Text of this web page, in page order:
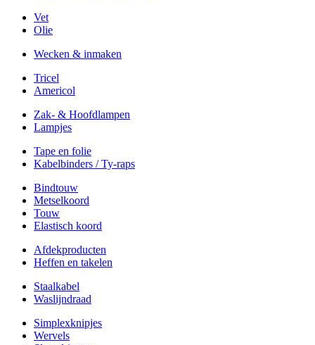
Vet
Olie
Wecken & inmaken
Tricel
Americol
Zak- & Hoofdlampen
Lampjes
Tape en folie
Kabelbinders / Ty-raps
Bindtouw
Metselkoord
Touw
Elastisch koord
Afdekproducten
Heffen en takelen
Staalkabel
Waslijndraad
Simplexknipjes
Wervels